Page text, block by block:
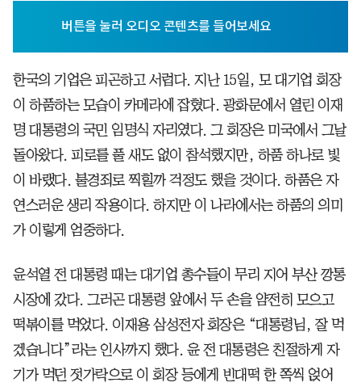
한국의 기업은 피곤하고 서럽다. 지난 15일, 모 대기업 회장
이 하품하는 모습이 카메라에 잡혔다. 광화문에서 열린 이재
명 대통령의 국민 임명식 자리였다. 그 회장은 미국에서 그날
돌아왔다. 피로를 풀 새도 없이 참석했지만, 하품 하나로 빛
이 바랬다. 불경죄로 찍힐까 걱정도 했을 것이다. 하품은 자
연스러운 생리 작용이다. 하지만 이 나라에서는 하품의 의미
가 이렇게 엄중하다.
윤석열 전 대통령 때는 대기업 총수들이 무리 지어 부산 깡통
시장에 갔다. 그러곤 대통령 앞에서 두 손을 얌전히 모으고
떡볶이를 먹었다. 이재용 삼성전자 회장은 “대통령님, 잘 먹
겠습니다”라는 인사까지 했다. 윤 전 대통령은 친절하게 자
기가 먹던 젓가락으로 이 회장 등에게 빈대떡 한 쪽씩 얹어